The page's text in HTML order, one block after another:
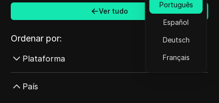
Português
Español
Deutsch
Français
Ver tudo
Ordenar por:
Plataforma
AdMob
País